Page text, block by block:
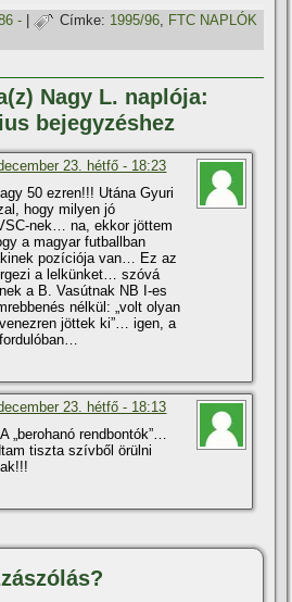
- | Címke: 1995/96, FTC NAPLÓK
Nagy L. naplója:
bejegyzéshez
23. hétfő - 18:23
50 ezren!!! Utána Gyuri
hogy milyen jó
nek… na, ekkor jöttem
a magyar futballban
pozí­ciója van… Ez az
a lelkünket… szóvá
a B. Vasútnak NB I-es
nélkül: „volt olyan
jöttek ki”… igen, a
23. hétfő - 18:13
„berohanó rendbontók”…
tiszta szí­vből örülni